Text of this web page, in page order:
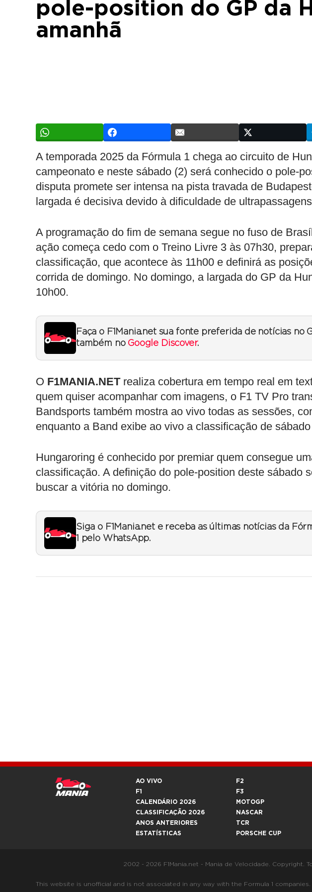
pole-position do GP da
amanhã
A temporada 2025 da Fórmula 1 chega ao circuito de
campeonato e neste sábado (2) será conhecido o pole-
disputa promete ser intensa na pista travada de
largada é decisiva devido à dificuldade de
A programação do fim de semana segue no fuso de
ação começa cedo com o Treino Livre 3 às 07h30,
classificação, que acontece às 11h00 e definirá as
corrida de domingo. No domingo, a largada do GP da
10h00.
Faça o F1Mania.net sua fonte preferida de notícias no
também no Google Discover.
O F1MANIA.NETrealiza cobertura em tempo real em
quem quiser acompanhar com imagens, o F1 TV Pro
Bandsports também mostra ao vivo todas as sessões,
enquanto a Band exibe ao vivo a classificação de
Hungaroring é conhecido por premiar quem consegue
classificação. A definição do pole-position deste sábado
buscar a vitória no domingo.
Siga o F1Mania.net e receba as últimas notícias da
1 pelo WhatsApp.
AO VIVO
F1
CALENDÁRIO 2026
CLASSIFICAÇÃO 2026
ANOS ANTERIORES
ESTATÍSTICAS
F2
F3
MOTOGP
NASCAR
TCR
PORSCHE CUP
2002 - 2026 F1Mania.net - Mania de Velocidade. Copyright.
This website is unofficial and is not associated in any way with the Formula 1 companies.